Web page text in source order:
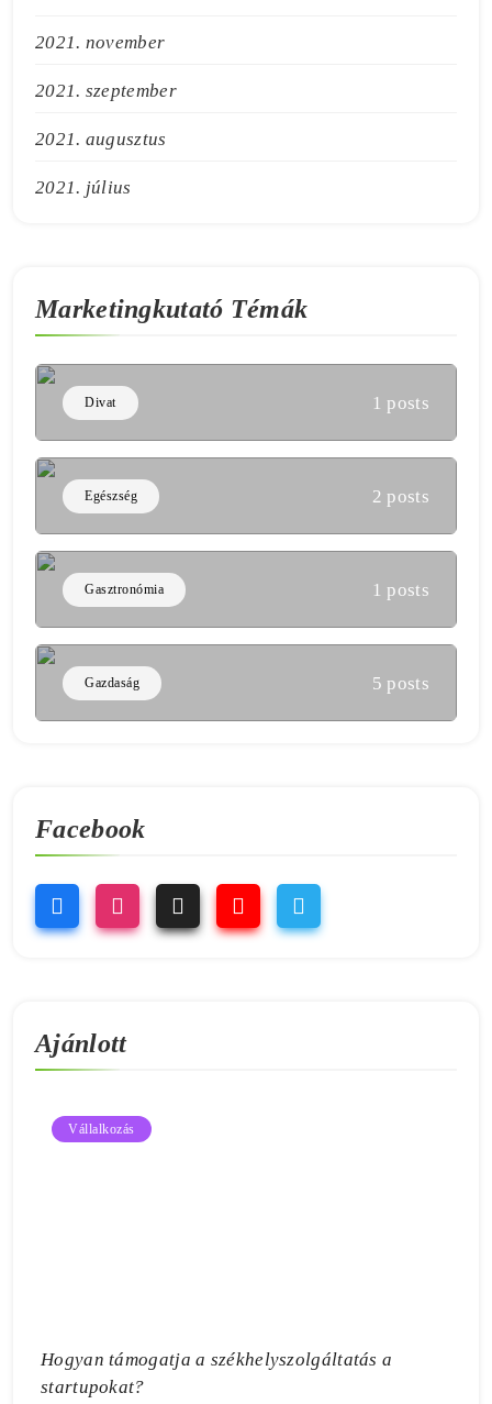
2021. november
2021. szeptember
2021. augusztus
2021. július
Marketingkutató Témák
Divat 1 posts
Egészség 2 posts
Gasztronómia 1 posts
Gazdaság 5 posts
Facebook
Ajánlott
Vállalkozás
Hogyan támogatja a székhelyszolgáltatás a
startupokat?